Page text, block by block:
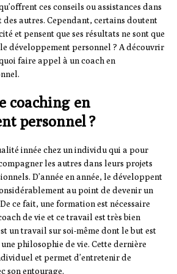
ces conseils ou assistances dans
des autres. Cependant, certains doutent
et pensent que ses résultats ne sont que
le développement personnel ? A découvrir
faire appel à un coach en
coaching en
personnel ?
innée chez un individu qui a pour
les autres dans leurs projets
D’année en année, le développent
au point de devenir un
ce fait, une formation est nécessaire
de vie et ce travail est très bien
un travail sur soi-même dont le but est
philosophie de vie. Cette dernière
et permet d’entretenir de
son entourage.